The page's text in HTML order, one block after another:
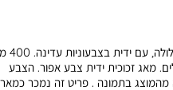
מאג מעוגל
מאג זכוכית ידית צבע אפור. הצבע
מהמוצג בתמונה . פריט זה נמכר